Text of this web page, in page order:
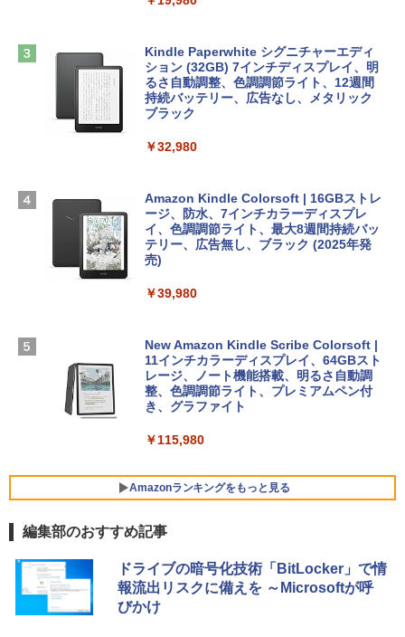
Apple 2026 MacBook Air M5チップ搭載
13インチノートブック：AIとApple Intell
igence、13.6インチLiquid Retinaディ
スプレイ、24GBユニファイドメモリ、1
ームカメラ、日本語キーボード、Touch I
￥314,800
【Amazon.co.jp限定】 HP ノートパソコ
ン 15-fd 15.6インチ 16GBメモリ 512GB
FMV ノートパソコン WE1-K3 (MS 365 P
ersonal/Copilotキー搭載/Win 11/15.6型/
Core i5/16GB/SSD 512GB/ホワイト) FM
VWK3E15W_AZ
￥119,800
インゲームコード】 ロブロックス | オン
ラインコード版
￥3,200
Robloxギフトカード - 1000 Robux 【限
ラインコード版
￥1,600
版)|オンラインコード版|Windows11、1
￥37,224
ClaudeCode いちばんやさしい 教科書:
にもKindle出版にも！ 非エンジニアのた
めのAIコーディング入門シリーズ
￥99
FM TOWNS ハイパー・カタログ: 本体ハ
￥1,600
1冊ですべて身につくHTML & CSSとWe
Kindle Paperwhite シグニチャーエディ
ション (32GB) 7インチディスプレイ、明
るさ自動調整、色調調節ライト、12週間
持続バッテリー、広告なし、メタリック
ブラック
￥32,980
Amazon Kindle Colorsoft | 16GBストレ
ージ、防水、7インチカラーディスプレ
イ、色調調節ライト、最大8週間持続バッ
テリー、広告無し、ブラック (2025年発
売)
￥39,980
New Amazon Kindle Scribe Colorsoft |
11インチカラーディスプレイ、64GBスト
レージ、ノート機能搭載、明るさ自動調
整、色調調節ライト、プレミアムペン付
き、グラファイト
￥115,980
Amazonランキングをもっと見る
編集部のおすすめ記事
ドライブの暗号化技術「BitLocker」で情
報流出リスクに備えを ～Microsoftが呼
びかけ